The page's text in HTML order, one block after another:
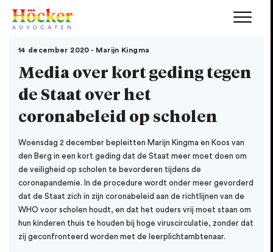
14 december 2020 - Marijn Kingma
Media over kort geding tegen
de Staat over het
coronabeleid op scholen
Woensdag 2 december bepleitten Marijn Kingma en Koos van
den Berg in een kort geding dat de Staat meer moet doen om
de veiligheid op scholen te bevorderen tijdens de
coronapandemie. In de procedure wordt onder meer gevorderd
dat de Staat zich in zijn coronabeleid aan de richtlijnen van de
WHO voor scholen houdt, en dat het ouders vrij moet staan om
hun kinderen thuis te houden bij hoge viruscirculatie, zonder dat
zij geconfronteerd worden met de leerplichtambtenaar.